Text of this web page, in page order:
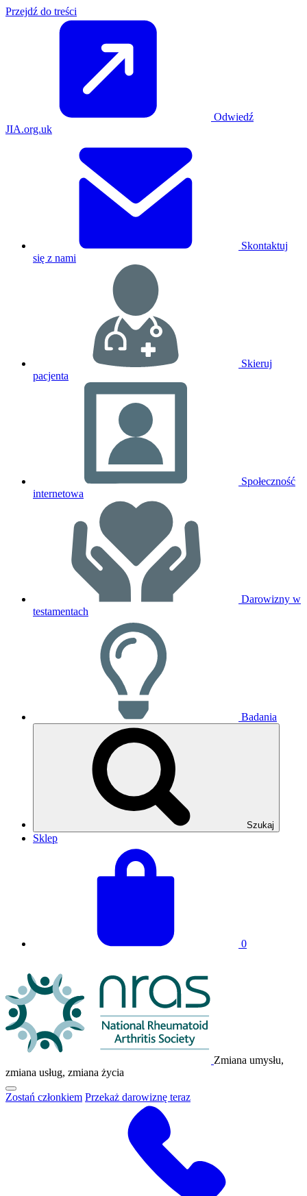
Przejdź do treści
Odwiedź
JIA.org.uk
Skontaktuj
się z nami
Skieruj
pacjenta
Społeczność
internetowa
Darowizny w
testamentach
Badania
Szukaj
Sklep
0
Zmiana umysłu,
zmiana usług, zmiana życia
Kliknij,
aby
Zostań członkiem Przekaż darowiznę teraz